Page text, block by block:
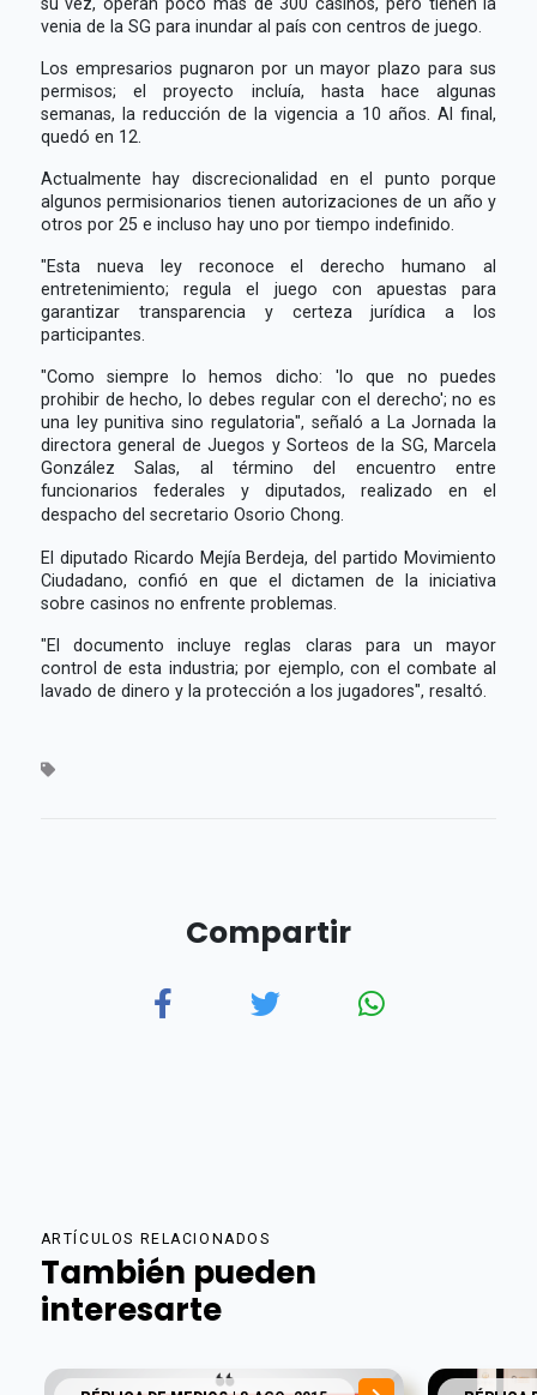
venia de la SG para inundar al país con centros de juego.
Los empresarios pugnaron por un mayor plazo para sus
permisos; el proyecto incluía, hasta hace algunas
semanas, la reducción de la vigencia a 10 años. Al final,
quedó en 12.
Actualmente hay discrecionalidad en el punto porque
algunos permisionarios tienen autorizaciones de un año y
otros por 25 e incluso hay uno por tiempo indefinido.
"Esta nueva ley reconoce el derecho humano al
entretenimiento; regula el juego con apuestas para
garantizar transparencia y certeza jurídica a los
participantes.
"Como siempre lo hemos dicho: 'lo que no puedes
prohibir de hecho, lo debes regular con el derecho'; no es
una ley punitiva sino regulatoria", señaló a La Jornada la
directora general de Juegos y Sorteos de la SG, Marcela
González Salas, al término del encuentro entre
funcionarios federales y diputados, realizado en el
despacho del secretario Osorio Chong.
El diputado Ricardo Mejía Berdeja, del partido Movimiento
Ciudadano, confió en que el dictamen de la iniciativa
sobre casinos no enfrente problemas.
"El documento incluye reglas claras para un mayor
control de esta industria; por ejemplo, con el combate al
lavado de dinero y la protección a los jugadores", resaltó.
Compartir
ARTÍCULOS RELACIONADOS
También pueden
interesarte